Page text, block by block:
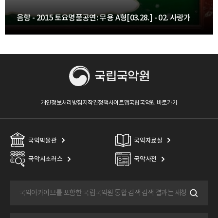
음향 - 2015 토요명품공연: 무용 A형[03.28.] - 02. 사랑가
개인정보처리방침저작권정책사이트맵국립국악원 바로가기
국악박물관 국악자료실
국악시소러스 국악사전